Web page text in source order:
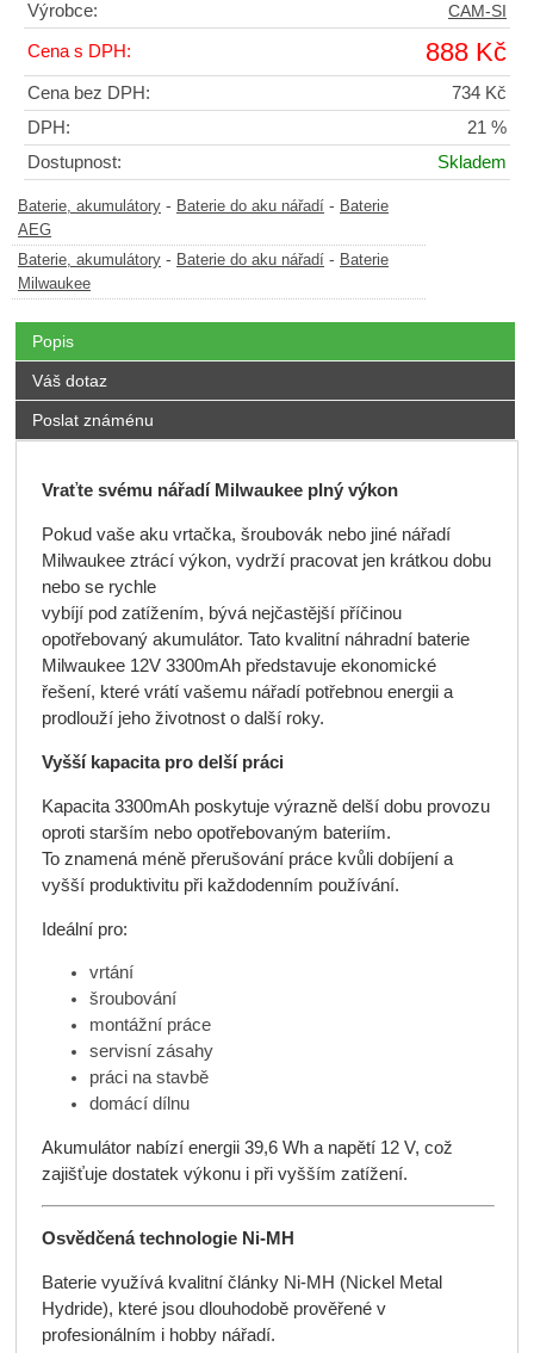
Výrobce:
CAM-SI
Cena s DPH: 888 Kč
Cena bez DPH:
734 Kč
DPH:
21 %
Dostupnost:
Skladem
Baterie, akumulátory - Baterie do aku nářadí - Baterie
AEG
Baterie, akumulátory - Baterie do aku nářadí - Baterie
Milwaukee
Popis
Váš dotaz
Poslat známénu
Vraťte svému nářadí Milwaukee plný výkon
Pokud vaše aku vrtačka, šroubovák nebo jiné nářadí
Milwaukee ztrácí výkon, vydrží pracovat jen krátkou dobu
nebo se rychle
vybíjí pod zatížením, bývá nejčastější příčinou
opotřebovaný akumulátor. Tato kvalitní náhradní baterie
Milwaukee 12V 3300mAh představuje ekonomické
řešení, které vrátí vašemu nářadí potřebnou energii a
prodlouží jeho životnost o další roky.
Vyšší kapacita pro delší práci
Kapacita 3300mAh poskytuje výrazně delší dobu provozu
oproti starším nebo opotřebovaným bateriím.
To znamená méně přerušování práce kvůli dobíjení a
vyšší produktivitu při každodenním používání.
Ideální pro:
vrtání
šroubování
montážní práce
servisní zásahy
práci na stavbě
domácí dílnu
Akumulátor nabízí energii 39,6 Wh a napětí 12 V, což
zajišťuje dostatek výkonu i při vyšším zatížení.
Osvědčená technologie Ni-MH
Baterie využívá kvalitní články Ni-MH (Nickel Metal
Hydride), které jsou dlouhodobě prověřené v
profesionálním i hobby nářadí.